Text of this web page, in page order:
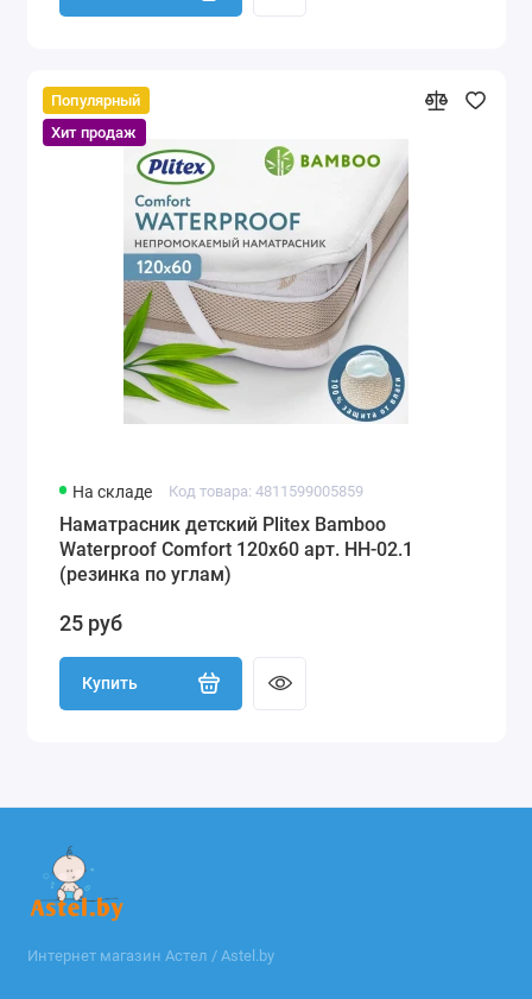
Популярный
Хит продаж
На складе Код товара: 4811599005859
Наматрасник детский Plitex Bamboo
Waterproof Comfort 120х60 арт. НН-02.1
(резинка по углам)
25 руб
Купить
Интернет магазин Астел / Astel.by